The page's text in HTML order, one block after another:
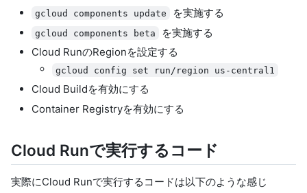
gcloud components update を実施する
gcloud components beta
を実施する
Cloud RunのRegionを設定する
gcloud config set run/region us-central1
Cloud Buildを有効にする
Container Registryを有効にする
Cloud Runで実行するコード
実際にCloud Runで実行するコードは以下のような感じ